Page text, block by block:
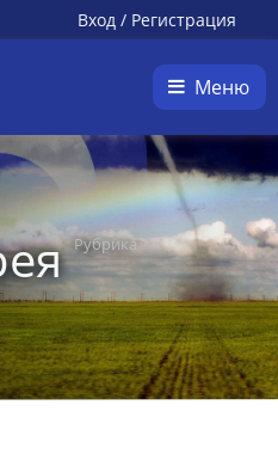
Вход / Регистрация
Меню
Рубрика